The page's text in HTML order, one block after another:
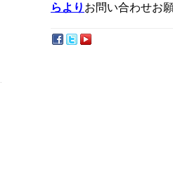
らより お問い合わせお